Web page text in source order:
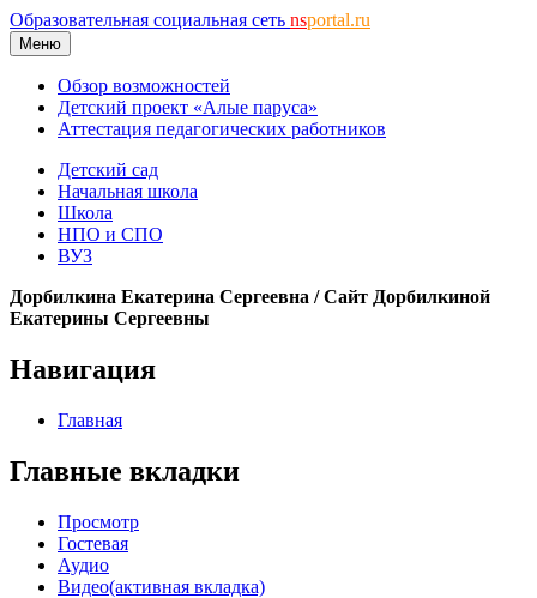
Образовательная социальная сеть nsportal.ru
Меню
Обзор возможностей
Детский проект «Алые паруса»
Аттестация педагогических работников
Детский сад
Начальная школа
Школа
НПО и СПО
ВУЗ
Дорбилкина Екатерина Сергеевна / Сайт Дорбилкиной
Екатерины Сергеевны
Навигация
Главная
Главные вкладки
Просмотр
Гостевая
Аудио
Видео(активная вкладка)